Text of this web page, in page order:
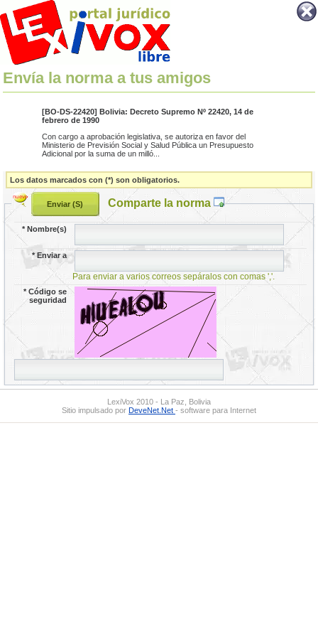
Envía la norma a tus amigos
[BO-DS-22420] Bolivia: Decreto Supremo Nº 22420, 14 de
febrero de 1990
Con cargo a aprobación legislativa, se autoriza en favor del
Ministerio de Previsión Social y Salud Pública un Presupuesto
Adicional por la suma de un milló...
Los datos marcados con (*) son obligatorios.
Comparte la norma
*Nombre(s)
*Enviar a
Para enviar a varios correos sepáralos con comas ','.
*Código se
seguridad
LexiVox 2010 - La Paz, Bolivia
Sitio impulsado por DeveNet.Net - software para Internet